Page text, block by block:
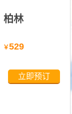
柏林
￥529
立即预订